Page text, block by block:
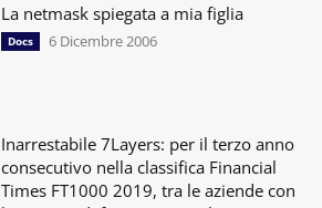
La netmask spiegata a mia figlia
Docs 6 Dicembre 2006
Inarrestabile 7Layers: per il terzo anno
consecutivo nella classifica Financial
Times FT1000 2019, tra le aziende con